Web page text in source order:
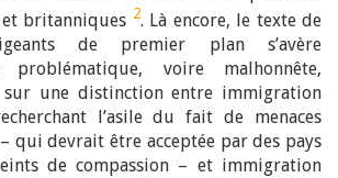
britanniques 2. Là encore, le texte de
de premier plan s’avère
problématique, voire malhonnête,
sur une distinction entre immigration
l’asile du fait de menaces
qui devrait être acceptée par des pays
de compassion – et immigration